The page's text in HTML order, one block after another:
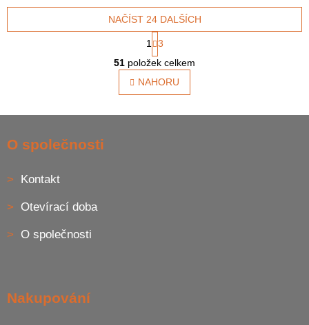
O
v
l
á
NAČÍST 24 DALŠÍCH
t
r
á
n
k
v
1
3
51 položek celkem
NAHORU
O společnosti
Kontakt
Otevírací doba
O společnosti
Nakupování